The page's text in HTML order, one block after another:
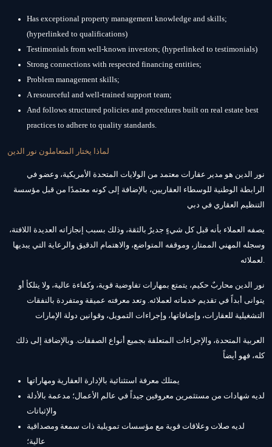
Has exceptional property management knowledge and skills;
(hyperlinked to qualifications)
Testimonials from well-known investors; (hyperlinked to testimonials)
Strong connections with respected financing entities;
Problem management skills;
A resourceful and well-trained support team;
And follows structured policies and procedures built on real estate best
practices to adhere to quality standards.
لماذا يختار المتعاملون نور الدين
نور الدين هو مدير عقارات معتمد من الولايات المتحدة الأمريكية، وعضو في
الرابطة الوطنية للوسطاء العقاريين، بالإضافة إلى كونه معتمدًا من قبل مؤسسة
التنظيم العقاري في دبي
يصفه العملاء بأنه قبل كل شيءٍ جديرٌ بالثقة، وذلك بسبب إنجازاته العديدة اللافتة،
وسجله المهني الممتاز، وموقفه المتواضع، والاهتمام الدقيق والرعاية التي يبديها
لعملائه.
نور الدين محاربٌ حكيم، يتمتع بمهارات تفاوضية قوية، وكفاءة عالية، ولا يتلكأ أو
يتوانى أبداً في تقديم خدماته لعملائه. وتعد معرفته عميقة ومتفردة بالنفقات
التشغيلية للعقارات، وإضافاتها، وإجراءات التمويل، وقوانين دولة الإمارات
العربية المتحدة، والإجراءات المتعلقة بجميع أنواع الصفقات. وبالإضافة إلى ذلك
كله، فهو أيضاً
يمتلك معرفة استثنائية بالإدارة العقارية ومهاراتها
لديه شهادات من مستثمرين معروفين جيداً في عالم الأعمال؛ مدعمة بالأدلة
والإثباتات
لديه صلات وعلاقات قوية مع مؤسسات تمويلية ذات سمعة ومصداقية
عالية؛